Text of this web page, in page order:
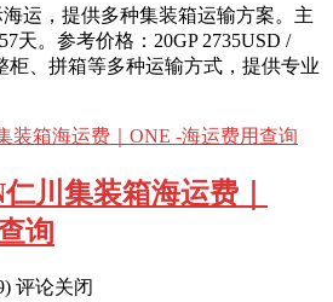
运，提供多种集装箱运输方案。主
天。参考价格：20GP 2735USD /
柜、拼箱等多种运输方式，提供专业
川集装箱海运费｜
询
评论关闭